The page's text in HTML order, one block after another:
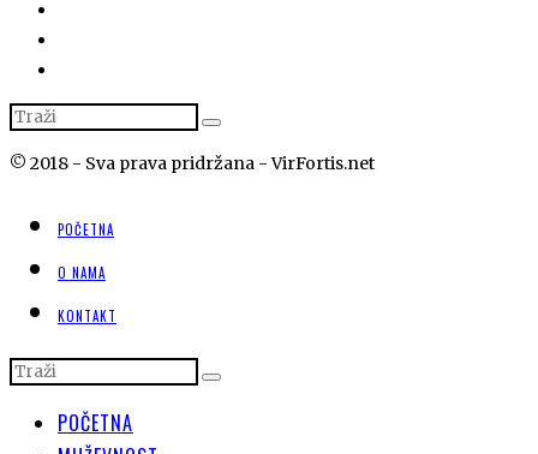
© 2018 - Sva prava pridržana - VirFortis.net
POČETNA
O NAMA
KONTAKT
POČETNA